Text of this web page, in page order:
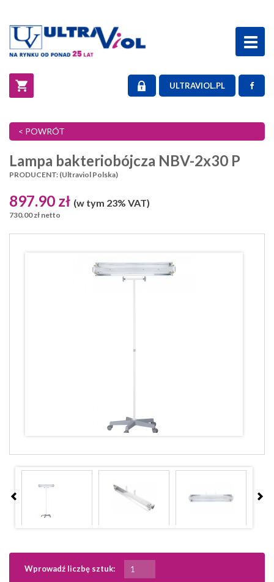
ULTRAVIOL.PL
< POWRÓT
Lampa bakteriobójcza NBV-2x30 P
PRODUCENT: (Ultraviol Polska)
897.90 zł (w tym 23% VAT)
730.00 zł netto
Wprowadź liczbę sztuk: